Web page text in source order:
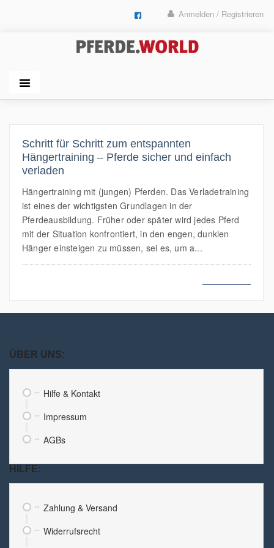
Anmelden / Registrieren
Schritt für Schritt zum entspannten
Hängertraining – Pferde sicher und einfach
verladen
Hängertraining mit (jungen) Pferden. Das Verladetraining
ist eines der wichtigsten Grundlagen in der
Pferdeausbildung. Früher oder später wird jedes Pferd
mit der Situation konfrontiert, in den engen, dunklen
Hänger einsteigen zu müssen, sei es, um a...
ÜBER UNS:
Hilfe & Kontakt
Impressum
AGBs
HILFE:
Zahlung & Versand
Widerrufsrecht